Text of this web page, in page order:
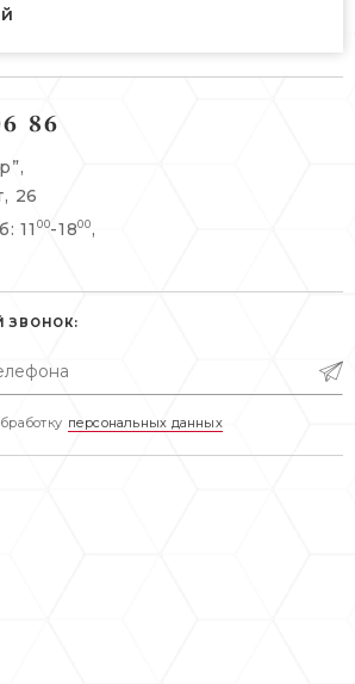
e.ru
переулок, 3/10с7
43
e.ru
86
26
11 00-1800 ,
ЗВОНОК:
персональных данных